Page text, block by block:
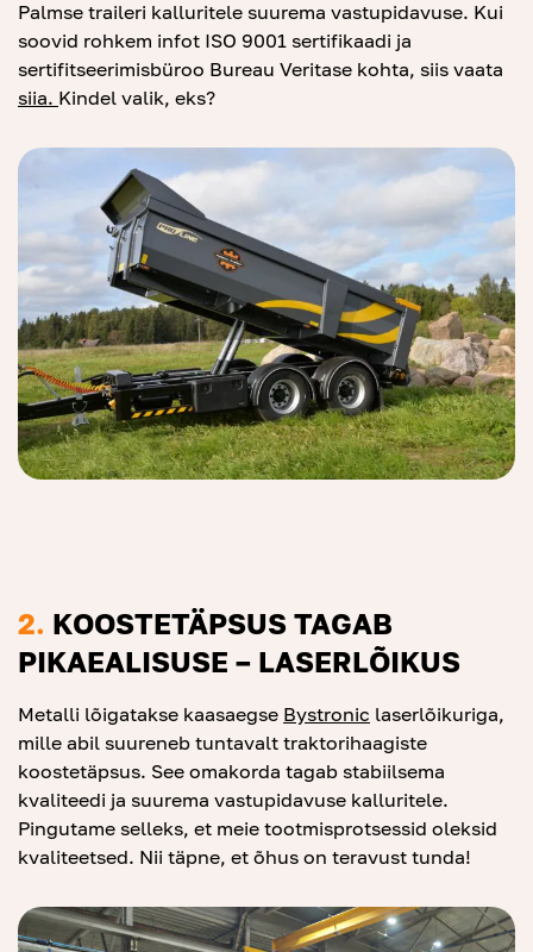
Palmse traileri kalluritele suurema vastupidavuse. Kui
soovid rohkem infot ISO 9001 sertifikaadi ja
sertifitseerimisbüroo Bureau Veritase kohta, siis vaata
siia. Kindel valik, eks?
2. KOOSTETÄPSUS TAGAB
PIKAEALISUSE – LASERLÕIKUS
Metalli lõigatakse kaasaegse Bystronic laserlõikuriga,
mille abil suureneb tuntavalt traktorihaagiste
koostetäpsus. See omakorda tagab stabiilsema
kvaliteedi ja suurema vastupidavuse kalluritele.
Pingutame selleks, et meie tootmisprotsessid oleksid
kvaliteetsed. Nii täpne, et õhus on teravust tunda!